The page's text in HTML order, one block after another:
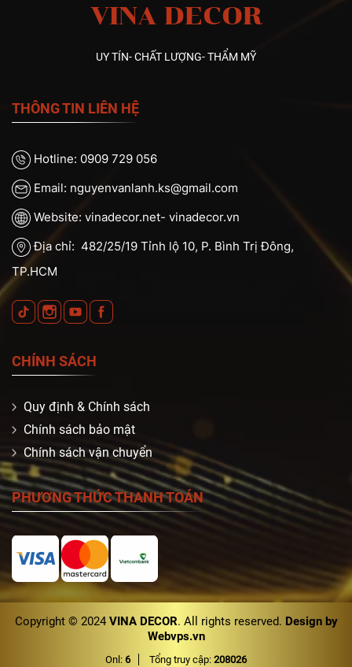
VINA DECOR
UY TÍN- CHẤT LƯỢNG- THẨM MỸ
THÔNG TIN LIÊN HỆ
Hotline: 0909 729 056
Email: nguyenvanlanh.ks@gmail.com
Website: vinadecor.net- vinadecor.vn
Địa chỉ: 482/25/19 Tỉnh lộ 10, P. Bình Trị Đông,
TP.HCM
CHÍNH SÁCH
Quy định & Chính sách
Chính sách bảo mật
Chính sách vận chuyển
PHƯƠNG THỨC THANH TOÁN
Copyright © 2024 VINA DECOR. All rights reserved. Design by
Webvps.vn
Onl: 6 Tổng truy cập: 208026